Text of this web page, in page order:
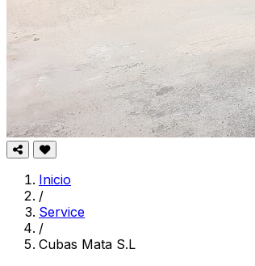
Inicio
/
Service
/
Cubas Mata S.L